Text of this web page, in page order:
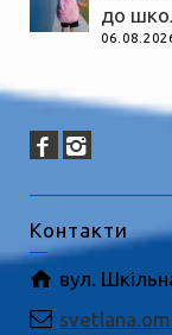
до
Контакти
вул.